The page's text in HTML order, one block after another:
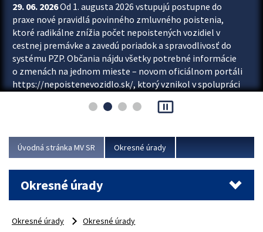
29. 06. 2026Od 1. augusta 2026 vstupujú postupne do
praxe nové pravidlá povinného zmluvného poistenia,
ktoré radikálne znížia počet nepoistených vozidiel v
cestnej premávke a zavedú poriadok a spravodlivosť do
systému PZP. Občania nájdu všetky potrebné informácie
o zmenách na jednom mieste – novom oficiálnom portáli
https://nepoistenevozidlo.sk/, ktorý vznikol v spolupráci
asociácie poisťovní (SLASPO) a Ministerstva vnútra SR.
Viac
pause_presentation
Úvodná stránka MV SR Okresné úrady
Okresné úrady
Okresné úrady
Okresné úrady